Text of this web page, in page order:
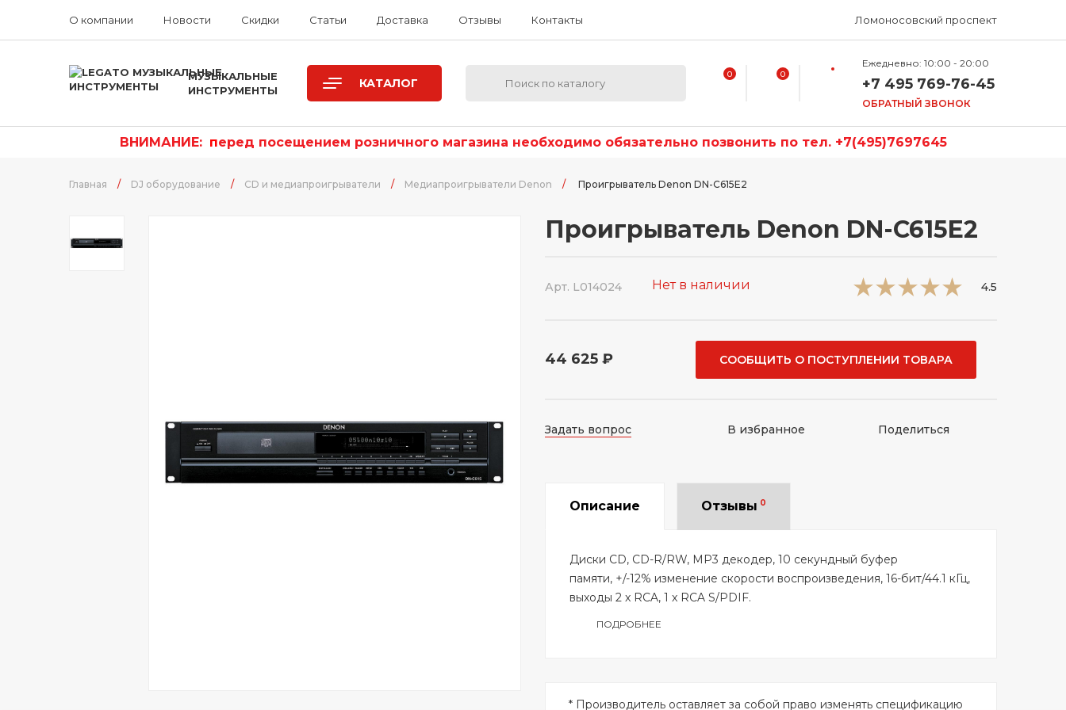
О компании Новости Скидки Статьи Доставка Отзывы Контакты Ломоносовский проспект
МУЗЫКАЛЬНЫЕ
ИНСТРУМЕНТЫ
КАТАЛОГ
0 0
Ежедневно: 10:00 - 20:00
+7 495 769-76-45
ОБРАТНЫЙ ЗВОНОК
ВНИМАНИЕ: перед посещением розничного магазина необходимо обязательно позвонить по тел. +7(495)7697645
Главная / DJ оборудование / CD и медиапроигрыватели / Медиапроигрыватели Denon / Проигрыватель Denon DN-C615E2
Проигрыватель Denon DN-C615E2
Арт. L014024 Нет в наличии 4.5
44 625 ₽ СООБЩИТЬ О ПОСТУПЛЕНИИ ТОВАРА
Задать вопрос В избранное Поделиться
Описание Отзывы 0
Диски CD, CD-R/RW, MP3 декодер, 10 секундный буфер
памяти, +/-12% изменение скорости воспроизведения, 16-бит/44.1 кГц,
выходы 2 x RCA, 1 x RCA S/PDIF.
ПОДРОБНЕЕ
* Производитель оставляет за собой право изменять спецификацию